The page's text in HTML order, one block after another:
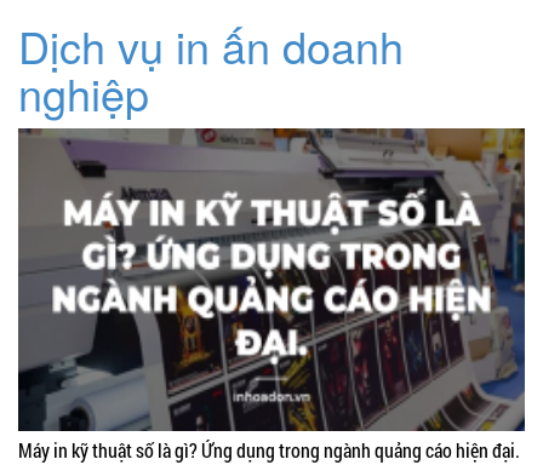
Dịch vụ in ấn doanh
nghiệp
Máy in kỹ thuật số là gì? Ứng dụng trong ngành quảng cáo hiện đại.